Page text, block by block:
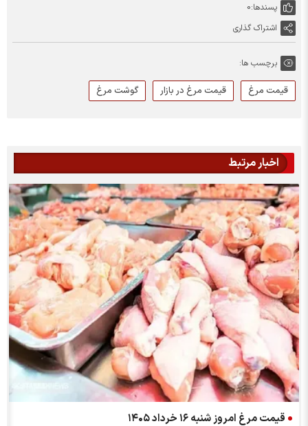
پسندها:0
اشتراک گذاری
برچسب ها:
قیمت مرغ قیمت مرغ در بازار گوشت مرغ
اخبار مرتبط
قیمت مرغ امروز شنبه ۱۶ خرداد ۱۴۰۵